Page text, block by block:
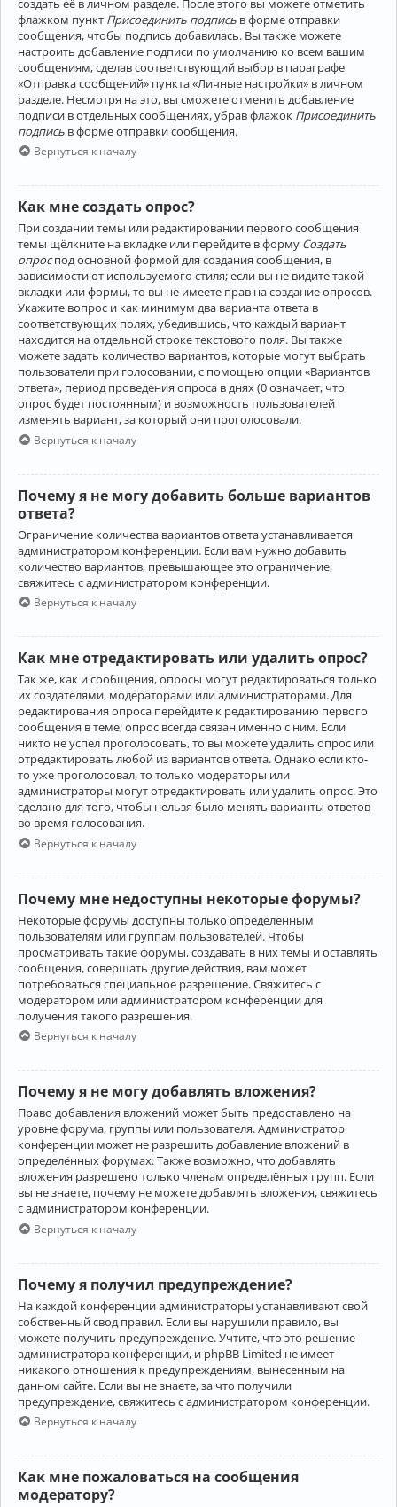
флажком пункт Присоединить подпись в форме отправки
сообщения, чтобы подпись добавилась. Вы также можете
настроить добавление подписи по умолчанию ко всем вашим
сообщениям, сделав соответствующий выбор в параграфе
«Отправка сообщений» пункта «Личные настройки» в личном
разделе. Несмотря на это, вы сможете отменить добавление
подписи в отдельных сообщениях, убрав флажок Присоединить
подпись в форме отправки сообщения.
Вернуться к началу
Как мне создать опрос?
При создании темы или редактировании первого сообщения
темы щёлкните на вкладке или перейдите в форму Создать
опроспод основной формой для создания сообщения, в
зависимости от используемого стиля; если вы не видите такой
вкладки или формы, то вы не имеете прав на создание опросов.
Укажите вопрос и как минимум два варианта ответа в
соответствующих полях, убедившись, что каждый вариант
находится на отдельной строке текстового поля. Вы также
можете задать количество вариантов, которые могут выбрать
пользователи при голосовании, с помощью опции «Вариантов
ответа», период проведения опроса в днях (0 означает, что
опрос будет постоянным) и возможность пользователей
изменять вариант, за который они проголосовали.
Вернуться к началу
Почему я не могу добавить больше вариантов
ответа?
Ограничение количества вариантов ответа устанавливается
администратором конференции. Если вам нужно добавить
количество вариантов, превышающее это ограничение,
свяжитесь с администратором конференции.
Вернуться к началу
Как мне отредактировать или удалить опрос?
Так же, как и сообщения, опросы могут редактироваться только
их создателями, модераторами или администраторами. Для
редактирования опроса перейдите к редактированию первого
сообщения в теме; опрос всегда связан именно с ним. Если
никто не успел проголосовать, то вы можете удалить опрос или
отредактировать любой из вариантов ответа. Однако если кто-
то уже проголосовал, то только модераторы или
администраторы могут отредактировать или удалить опрос. Это
сделано для того, чтобы нельзя было менять варианты ответов
во время голосования.
Вернуться к началу
Почему мне недоступны некоторые форумы?
Некоторые форумы доступны только определённым
пользователям или группам пользователей. Чтобы
просматривать такие форумы, создавать в них темы и оставлять
сообщения, совершать другие действия, вам может
потребоваться специальное разрешение. Свяжитесь с
модератором или администратором конференции для
получения такого разрешения.
Вернуться к началу
Почему я не могу добавлять вложения?
Право добавления вложений может быть предоставлено на
уровне форума, группы или пользователя. Администратор
конференции может не разрешить добавление вложений в
определённых форумах. Также возможно, что добавлять
вложения разрешено только членам определённых групп. Если
вы не знаете, почему не можете добавлять вложения, свяжитесь
с администратором конференции.
Вернуться к началу
Почему я получил предупреждение?
На каждой конференции администраторы устанавливают свой
собственный свод правил. Если вы нарушили правило, вы
можете получить предупреждение. Учтите, что это решение
администратора конференции, и phpBB Limited не имеет
никакого отношения к предупреждениям, вынесенным на
данном сайте. Если вы не знаете, за что получили
предупреждение, свяжитесь с администратором конференции.
Вернуться к началу
Как мне пожаловаться на сообщения
модератору?